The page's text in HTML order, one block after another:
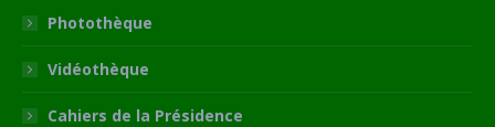
Photothèque
Vidéothèque
Cahiers de la Présidence